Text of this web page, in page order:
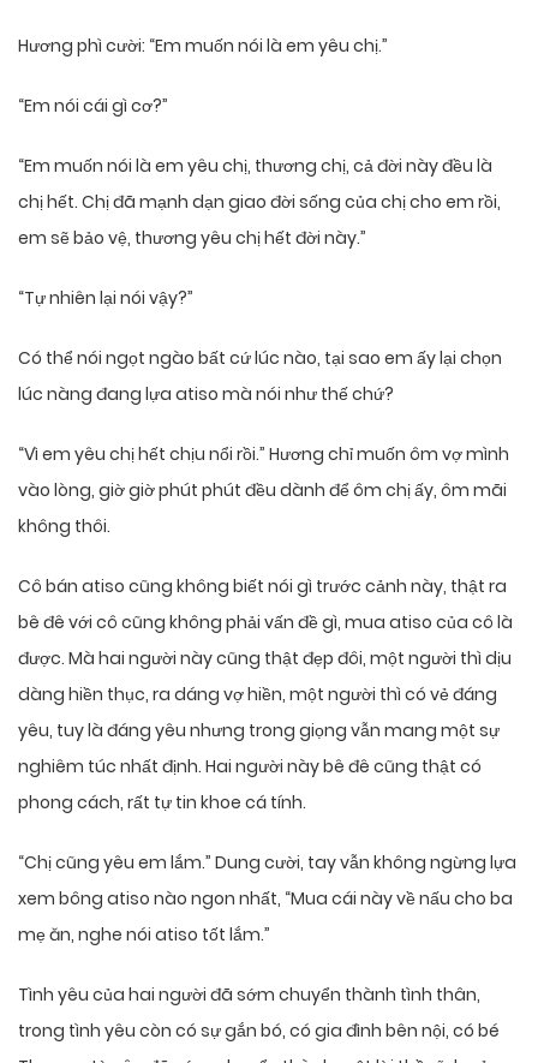
Hương phì cười: “Em muốn nói là em yêu chị.”
“Em nói cái gì cơ?”
“Em muốn nói là em yêu chị, thương chị, cả đời này đều là
chị hết. Chị đã mạnh dạn giao đời sống của chị cho em rồi,
em sẽ bảo vệ, thương yêu chị hết đời này.”
“Tự nhiên lại nói vậy?”
Có thể nói ngọt ngào bất cứ lúc nào, tại sao em ấy lại chọn
lúc nàng đang lựa atiso mà nói như thế chứ?
“Vì em yêu chị hết chịu nổi rồi.” Hương chỉ muốn ôm vợ mình
vào lòng, giờ giờ phút phút đều dành để ôm chị ấy, ôm mãi
không thôi.
Cô bán atiso cũng không biết nói gì trước cảnh này, thật ra
bê đê với cô cũng không phải vấn đề gì, mua atiso của cô là
được. Mà hai người này cũng thật đẹp đôi, một người thì dịu
dàng hiền thục, ra dáng vợ hiền, một người thì có vẻ đáng
yêu, tuy là đáng yêu nhưng trong giọng vẫn mang một sự
nghiêm túc nhất định. Hai người này bê đê cũng thật có
phong cách, rất tự tin khoe cá tính.
“Chị cũng yêu em lắm.” Dung cười, tay vẫn không ngừng lựa
xem bông atiso nào ngon nhất, “Mua cái này về nấu cho ba
mẹ ăn, nghe nói atiso tốt lắm.”
Tình yêu của hai người đã sớm chuyển thành tình thân,
trong tình yêu còn có sự gắn bó, có gia đình bên nội, có bé